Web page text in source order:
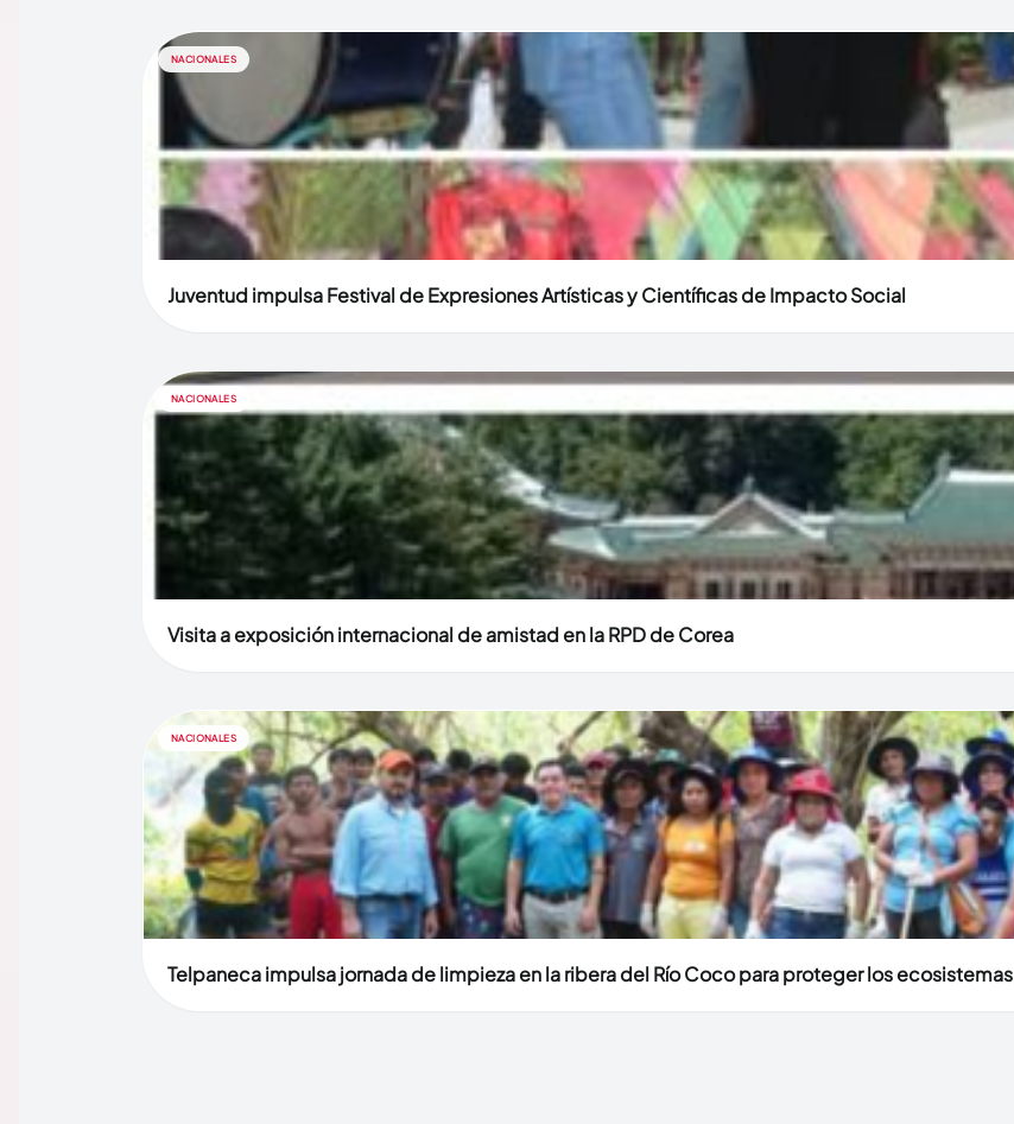
NACIONALES
Juventud impulsa Festival de Expresiones Artísticas y Científicas de Impacto Social
NACIONALES
Visita a exposición internacional de amistad en la RPD de Corea
NACIONALES
Telpaneca impulsa jornada de limpieza en la ribera del Río Coco para proteger los ecosistemas